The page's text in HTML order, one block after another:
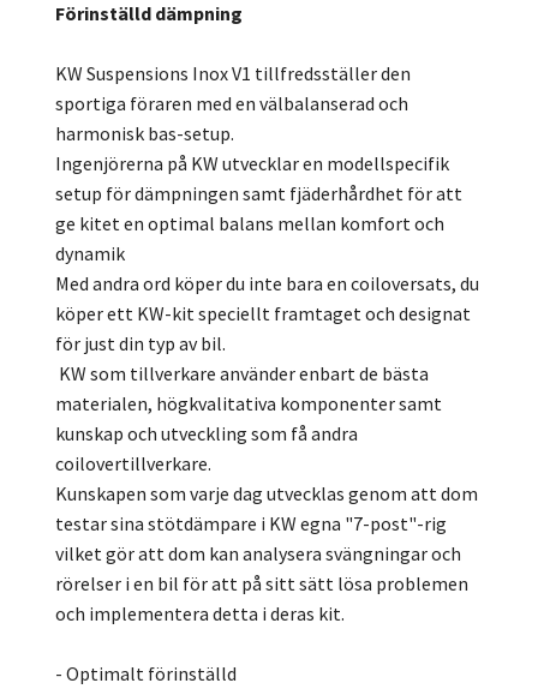
Förinställd dämpning
KW Suspensions Inox V1 tillfredsställer den
sportiga föraren med en välbalanserad och
harmonisk bas-setup.
Ingenjörerna på KW utvecklar en modellspecifik
setup för dämpningen samt fjäderhårdhet för att
ge kitet en optimal balans mellan komfort och
dynamik
Med andra ord köper du inte bara en coiloversats, du
köper ett KW-kit speciellt framtaget och designat
för just din typ av bil.
KW som tillverkare använder enbart de bästa
materialen, högkvalitativa komponenter samt
kunskap och utveckling som få andra
coilovertillverkare.
Kunskapen som varje dag utvecklas genom att dom
testar sina stötdämpare i KW egna "7-post"-rig
vilket gör att dom kan analysera svängningar och
rörelser i en bil för att på sitt sätt lösa problemen
och implementera detta i deras kit.
- Optimalt förinställd